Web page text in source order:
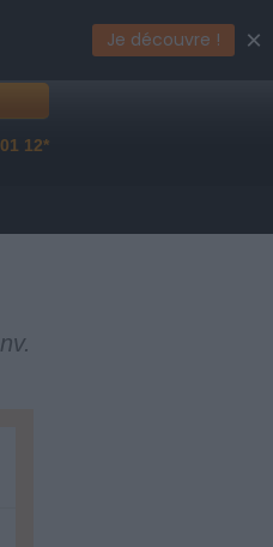
12*
Je découvre ! ×